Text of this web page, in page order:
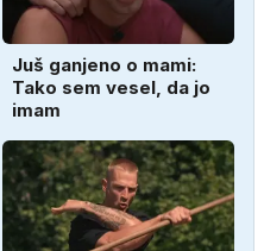
Juš ganjeno o mami:
Tako sem vesel, da jo
imam